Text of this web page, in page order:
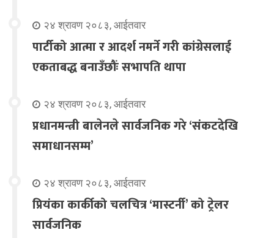
२४ श्रावण २०८३, आईतवार
पार्टीको आत्मा र आदर्श नमर्ने गरी कांग्रेसलाई
एकताबद्ध बनाउँछौंः सभापति थापा
२४ श्रावण २०८३, आईतवार
प्रधानमन्त्री बालेनले सार्वजनिक गरे ‘संकटदेखि
समाधानसम्म’
२४ श्रावण २०८३, आईतवार
प्रियंका कार्कीको चलचित्र ‘मास्टर्नी’ को ट्रेलर
सार्वजनिक